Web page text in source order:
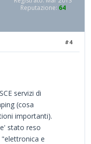
Reputazione: 64
#4
servizi di
(cosa
importanti).
stato reso
e